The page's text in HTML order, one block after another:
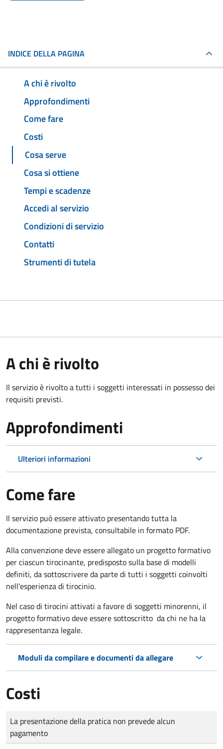
INDICE DELLA PAGINA
A chi è rivolto
Approfondimenti
Come fare
Costi
Cosa serve
Cosa si ottiene
Tempi e scadenze
Accedi al servizio
Condizioni di servizio
Contatti
Strumenti di tutela
A chi è rivolto
Il servizio è rivolto a tutti i soggetti interessati in possesso dei
requisiti previsti.
Approfondimenti
Ulteriori informazioni
Come fare
Il servizio può essere attivato presentando tutta la
documentazione prevista, consultabile in formato PDF.
Alla convenzione deve essere allegato un progetto formativo
per ciascun tirocinante, predisposto sulla base di modelli
definiti, da sottoscrivere da parte di tutti i soggetti coinvolti
nell'esperienza di tirocinio.
Nel caso di tirocini attivati a favore di soggetti minorenni, il
progetto formativo deve essere sottoscritto da chi ne ha la
rappresentanza legale.
Moduli da compilare e documenti da allegare
Costi
Tipo di pagamento
Importo
La presentazione della pratica non prevede alcun
pagamento